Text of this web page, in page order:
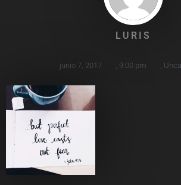
LURIS
junio 7, 2017 9:00 pm